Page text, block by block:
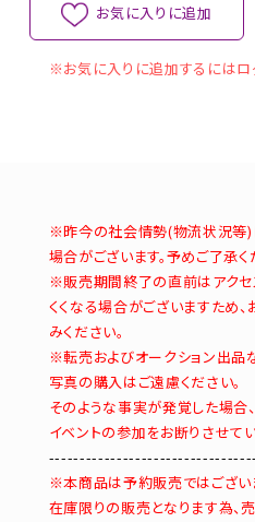
お気に入りに追加
※お気に入りに追加するにはロ
※昨今の社会情勢(物流状況等)
場合がございます。予めご了承く
※販売期間終了の直前はアクセ
くくなる場合がございますため
みください。
※転売およびオークション出品
写真の購入はご遠慮ください。
そのような事実が発覚した場合
イベントの参加をお断りさせて
※本商品は予約販売ではござい
在庫限りの販売となります為、